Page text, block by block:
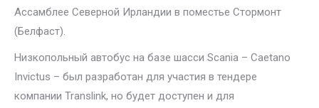
Ассамблее Северной Ирландии в поместье Стормонт
(Белфаст).
Низкопольный автобус на базе шасси Scania – Caetano
Invictus – был разработан для участия в тендере
компании Translink, но будет доступен и для